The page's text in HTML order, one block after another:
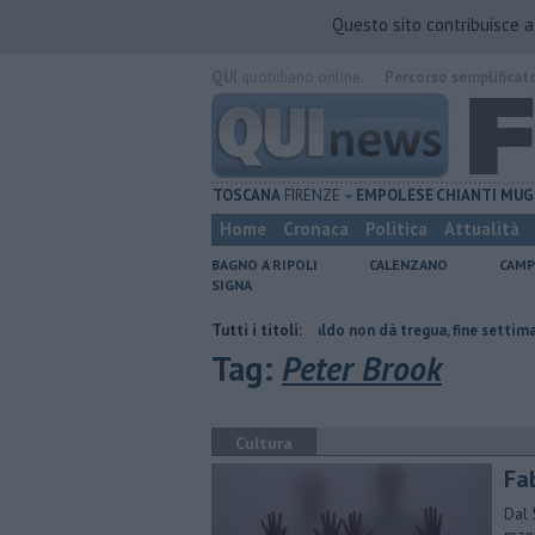
Questo sito contribuisce
TOSCANA FIRENZE EMPOLESECHIANTI
Home Cronaca Politica Attualità
BAGNO A RIPOLI CALENZANO
SIGNA
Tutti i titoli:
Il grande caldo non dà tregua, fine settimana rovente
Tag: Peter Brook
Cultura
Dal